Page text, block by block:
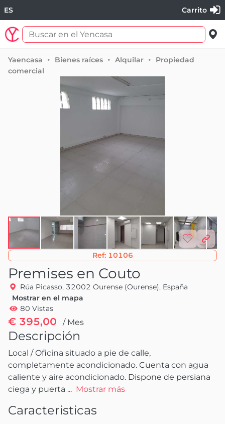
ES Carrito
Yaencasa Bienes raíces Alquilar
Propiedad
comercial
Ref: 10106
Premises en Couto
Rúa Picasso, 32002 Ourense (Ourense), España
Mostrar en el mapa
80 Vistas
€ 395,00 / Mes
Descripción
Local / Oficina situado a pie de calle,
completamente acondicionado. Cuenta con agua
caliente y aire acondicionado. Dispone de persiana
ciega y puerta ... Mostrar más
Caracteristicas